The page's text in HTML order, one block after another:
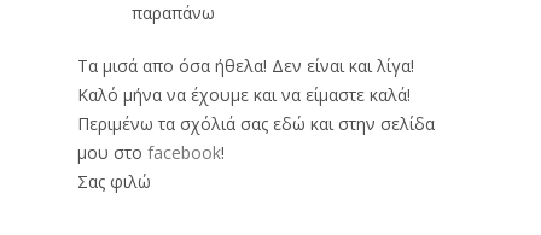
παραπάνω
Τα μισά απο όσα ήθελα! Δεν είναι και λίγα!
Καλό μήνα να έχουμε και να είμαστε καλά!
Περιμένω τα σχόλιά σας εδώ και στην σελίδα
μου στο facebook!
Σας φιλώ